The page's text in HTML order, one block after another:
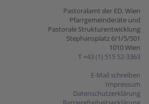
Pastoralamt der ED. Wien
Pfarrgemeinderäte und
Pastorale Strukturentwicklung
Stephansplatz 6/1/5/501
1010 Wien
T +43 (1) 515 52-3363
E-Mail schreiben
Impressum
Datenschutzerklärung